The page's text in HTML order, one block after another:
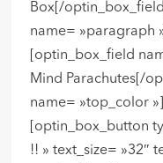
Box[/
name= »paragraph
[optin_box_field
Mind Parachutes[/
name= »top_color
[optin_box_button
!! » text_size= »32″